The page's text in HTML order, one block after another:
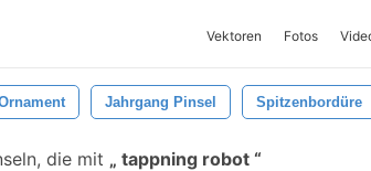
Vektoren Fotos
Jahrgang Pinsel Spitzenbordüre
die mit tappning robot